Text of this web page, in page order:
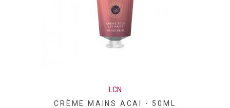
LCN
CRÈME MAINS ACAI - 50ML